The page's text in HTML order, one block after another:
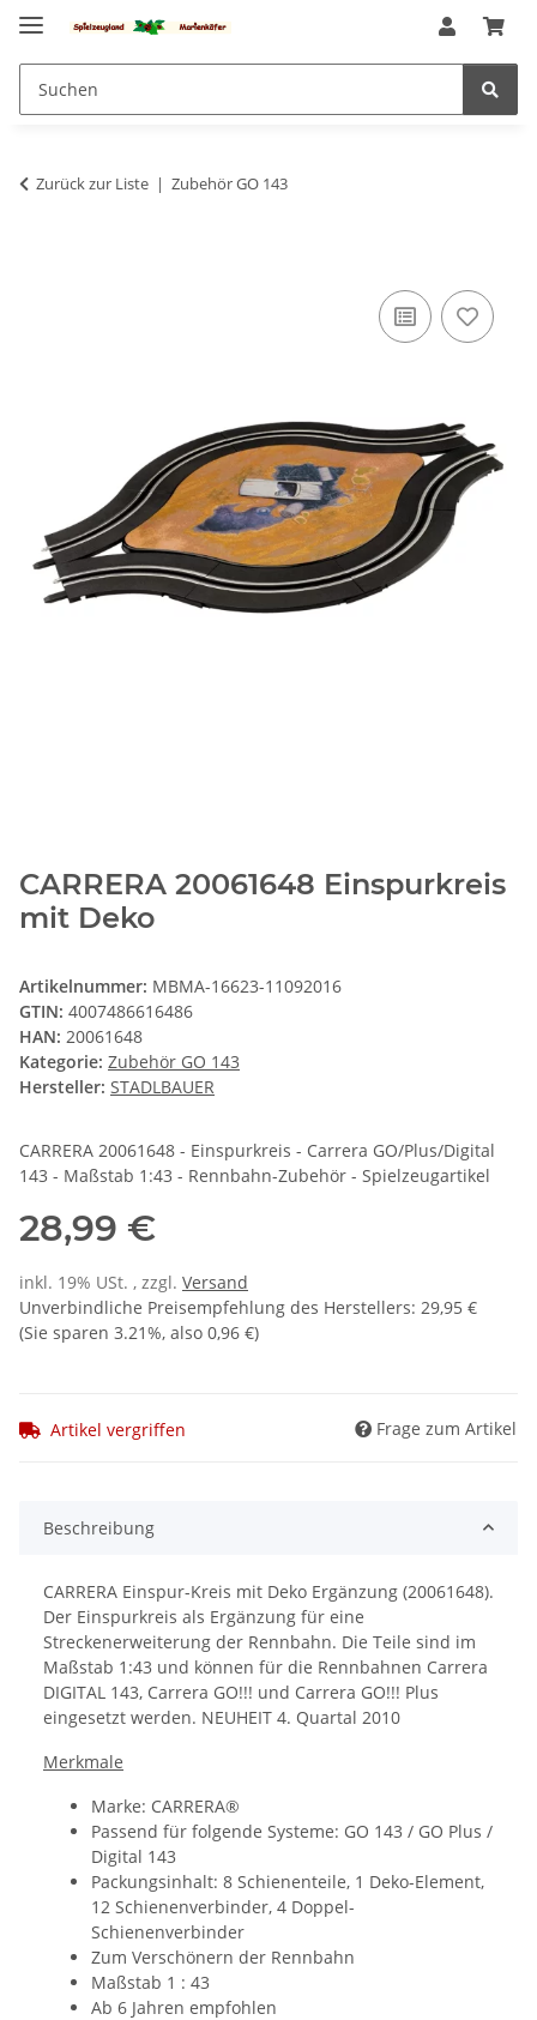
Zurück zur Liste Zubehör GO 143
CARRERA 20061648 Einspurkreis
mit Deko
Artikelnummer: MBMA-16623-11092016
GTIN: 4007486616486
HAN: 20061648
Kategorie: Zubehör GO 143
Hersteller: STADLBAUER
CARRERA 20061648 - Einspurkreis - Carrera GO/Plus/Digital
143 - Maßstab 1:43 - Rennbahn-Zubehör - Spielzeugartikel
28,99 €
inkl. 19% USt. , zzgl. Versand
Unverbindliche Preisempfehlung des Herstellers: 29,95 €
(Sie sparen 3.21%, also 0,96 €)
Artikel vergriffen Frage zum Artikel
Beschreibung
CARRERA Einspur-Kreis mit Deko Ergänzung (20061648).
Der Einspurkreis als Ergänzung für eine
Streckenerweiterung der Rennbahn. Die Teile sind im
Maßstab 1:43 und können für die Rennbahnen Carrera
DIGITAL 143, Carrera GO!!! und Carrera GO!!! Plus
eingesetzt werden. NEUHEIT 4. Quartal 2010
Merkmale
Marke: CARRERA®
Passend für folgende Systeme: GO 143 / GO Plus /
Digital 143
Packungsinhalt: 8 Schienenteile, 1 Deko-Element,
12 Schienenverbinder, 4 Doppel-
Schienenverbinder
Zum Verschönern der Rennbahn
Maßstab 1 : 43
Ab 6 Jahren empfohlen